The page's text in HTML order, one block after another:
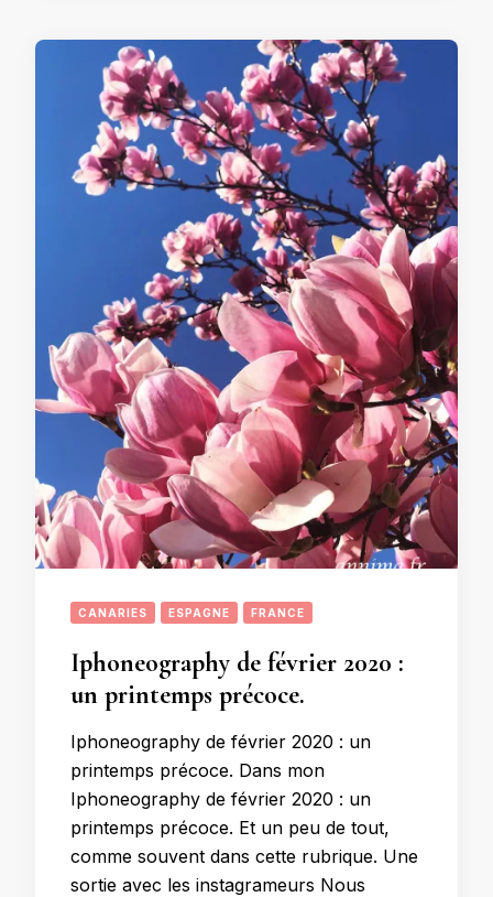
CANARIES ESPAGNE FRANCE
Iphoneography de février 2020 :
un printemps précoce.
Iphoneography de février 2020 : un
printemps précoce. Dans mon
Iphoneography de février 2020 : un
printemps précoce. Et un peu de tout,
comme souvent dans cette rubrique. Une
sortie avec les instagrameurs Nous